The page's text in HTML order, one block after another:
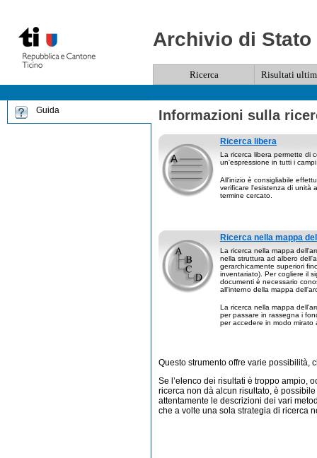
Informazioni sulla
Ricerca libera
La ricerca libera permette di
un'espressione in tutti i
All'inizio è consigliabile
verificare l'esistenza di unità
termine cercato.
Ricerca nella mappa
La ricerca nella mappa
nella struttura ad albero
gerarchicamente superiori
inventariato). Per cogliere il
documenti è necessario
all'interno della mappa
La ricerca nella mappa
per passare in rassegna i
per accedere in modo
Questo strumento offre varie possibilità,
Se l’elenco dei risultati è troppo ampio,
ricerca non dà alcun risultato, è
attentamente le descrizioni dei vari
che a volte una sola strategia di ricerca
Archivio di Stato
Ricerca Risultati
Guida